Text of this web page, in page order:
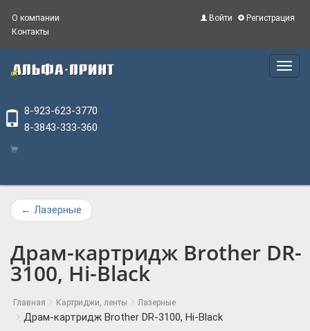
Войти Регистрация
О компании
Контакты
Main
Menu
8-923-623-3770
8-3843-333-360
← Лазерные
Драм-картридж Brother DR-
3100, Hi-Black
Главная Картриджи, ленты Лазерные
Драм-картридж Brother DR-3100, Hi-Black